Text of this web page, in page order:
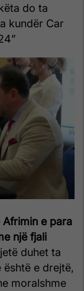
do ta
kundër Car
Afrimin e para
një fjali
duhet ta
është e drejtë,
moralshme